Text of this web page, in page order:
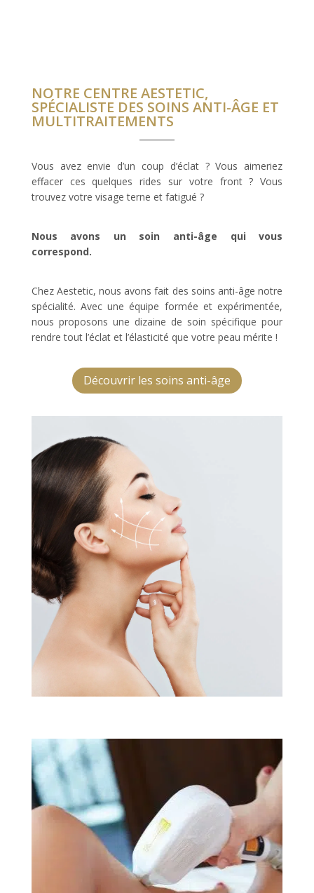
NOTRE CENTRE AESTETIC,
SPÉCIALISTE DES SOINS ANTI-ÂGE ET
MULTITRAITEMENTS
Vous avez envie d’un coup d’éclat ? Vous aimeriez
effacer ces quelques rides sur votre front ? Vous
trouvez votre visage terne et fatigué ?
Nous avons un soin anti-âge qui vous
correspond.
Chez Aestetic, nous avons fait des soins anti-âge notre
spécialité. Avec une équipe formée et expérimentée,
nous proposons une dizaine de soin spécifique pour
rendre tout l’éclat et l’élasticité que votre peau mérite !
Découvrir les soins anti-âge